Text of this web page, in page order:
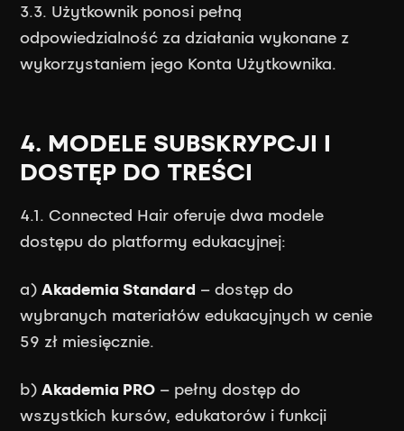
3.3. Użytkownik ponosi pełną
odpowiedzialność za działania wykonane z
wykorzystaniem jego Konta Użytkownika.
4. MODELE SUBSKRYPCJI I
DOSTĘP DO TREŚCI
4.1. Connected Hair oferuje dwa modele
dostępu do platformy edukacyjnej:
a)Akademia Standard – dostęp do
wybranych materiałów edukacyjnych w cenie
59 zł miesięcznie.
b)Akademia PRO – pełny dostęp do
wszystkich kursów, edukatorów i funkcji